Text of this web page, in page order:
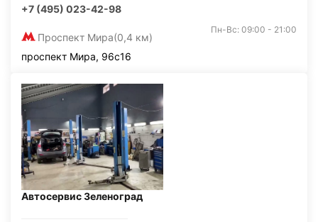
+7 (495) 023-42-98
Проспект Мира(0,4 км)
Пн-Вс: 09:00 - 21:00
проспект Мира, 96с16
Автосервис Зеленоград